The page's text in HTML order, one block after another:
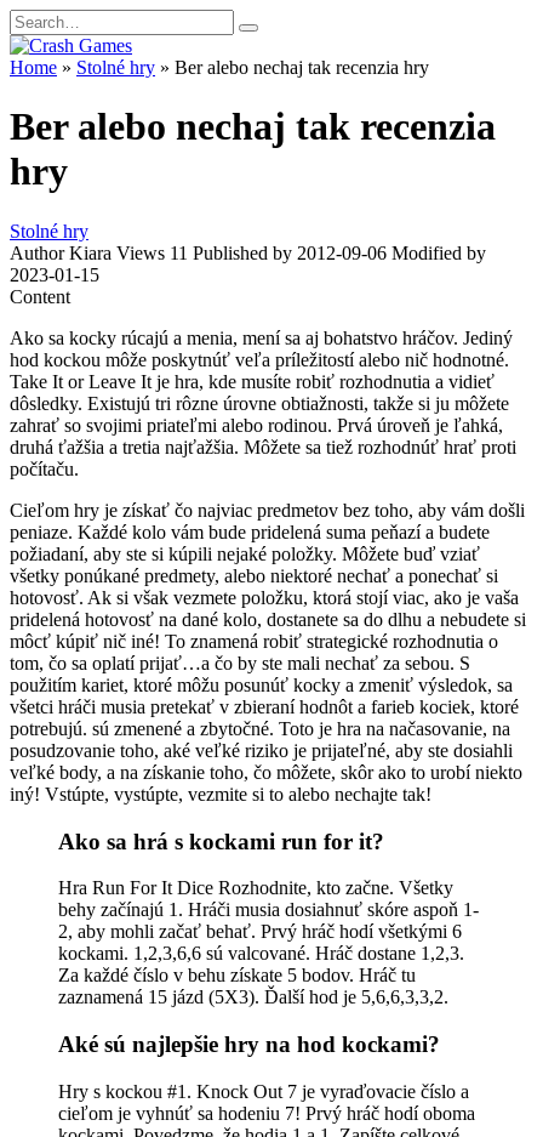
Skip
to
content
Search
for:
Home » Stolné hry » Ber alebo nechaj tak recenzia hry
Ber alebo nechaj tak recenzia
hry
Stolné hry
Author Kiara Views 11 Published by 2012-09-06 Modified by
2023-01-15
Content
Ako sa kocky rúcajú a menia, mení sa aj bohatstvo hráčov. Jediný
hod kockou môže poskytnúť veľa príležitostí alebo nič hodnotné.
Take It or Leave It je hra, kde musíte robiť rozhodnutia a vidieť
dôsledky. Existujú tri rôzne úrovne obtiažnosti, takže si ju môžete
zahrať so svojimi priateľmi alebo rodinou. Prvá úroveň je ľahká,
druhá ťažšia a tretia najťažšia. Môžete sa tiež rozhodnúť hrať proti
počítaču.
Cieľom hry je získať čo najviac predmetov bez toho, aby vám došli
peniaze. Každé kolo vám bude pridelená suma peňazí a budete
požiadaní, aby ste si kúpili nejaké položky. Môžete buď vziať
všetky ponúkané predmety, alebo niektoré nechať a ponechať si
hotovosť. Ak si však vezmete položku, ktorá stojí viac, ako je vaša
pridelená hotovosť na dané kolo, dostanete sa do dlhu a nebudete si
môcť kúpiť nič iné! To znamená robiť strategické rozhodnutia o
tom, čo sa oplatí prijať…a čo by ste mali nechať za sebou. S
použitím kariet, ktoré môžu posunúť kocky a zmeniť výsledok, sa
všetci hráči musia pretekať v zbieraní hodnôt a farieb kociek, ktoré
potrebujú. sú zmenené a zbytočné. Toto je hra na načasovanie, na
posudzovanie toho, aké veľké riziko je prijateľné, aby ste dosiahli
veľké body, a na získanie toho, čo môžete, skôr ako to urobí niekto
iný! Vstúpte, vystúpte, vezmite si to alebo nechajte tak!
Ako sa hrá s kockami run for it?
Hra Run For It Dice Rozhodnite, kto začne. Všetky
behy začínajú 1. Hráči musia dosiahnuť skóre aspoň 1-
2, aby mohli začať behať. Prvý hráč hodí všetkými 6
kockami. 1,2,3,6,6 sú valcované. Hráč dostane 1,2,3.
Za každé číslo v behu získate 5 bodov. Hráč tu
zaznamená 15 jázd (5X3). Ďalší hod je 5,6,6,3,3,2.
Aké sú najlepšie hry na hod kockami?
Hry s kockou #1. Knock Out 7 je vyraďovacie číslo a
cieľom je vyhnúť sa hodeniu 7! Prvý hráč hodí oboma